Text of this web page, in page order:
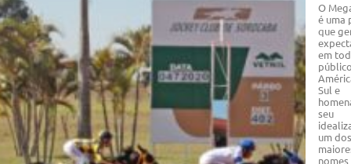
O
é uma
que
em
Sul e
seu
um dos